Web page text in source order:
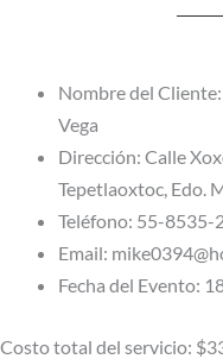
Nombre del
Vega
Dirección: Calle
Tepetlaoxtoc, Edo.
Teléfono: 55-8535-
Email:
Fecha del Evento:
Costo total del servicio: